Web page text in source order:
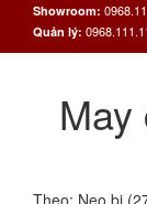
Showroom:
Quản lý:
Theo: Neo bi